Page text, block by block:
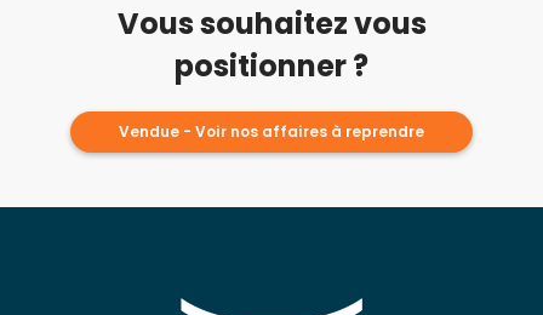
Vous souhaitez vous
positionner ?
Vendue - Voir nos affaires à reprendre